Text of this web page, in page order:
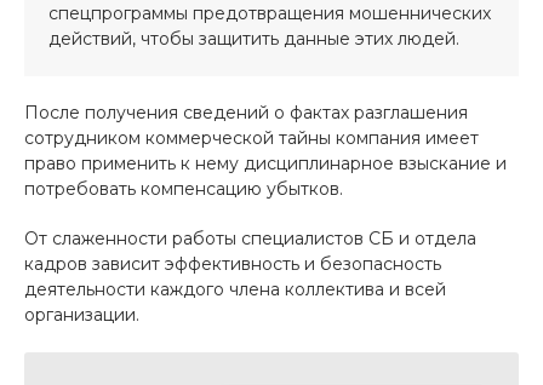
спецпрограммы предотвращения мошеннических
действий, чтобы защитить данные этих людей.
После получения сведений о фактах разглашения
сотрудником коммерческой тайны компания имеет
право применить к нему дисциплинарное взыскание и
потребовать компенсацию убытков.
От слаженности работы специалистов СБ и отдела
кадров зависит эффективность и безопасность
деятельности каждого члена коллектива и всей
организации.